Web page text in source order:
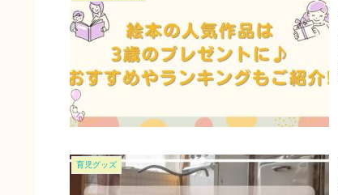
育児グッズ